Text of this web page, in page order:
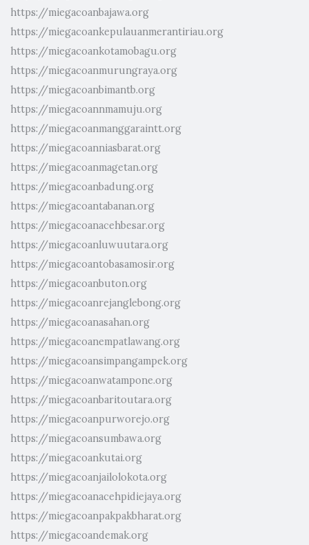
https://miegacoanbajawa.org
https://miegacoankepulauanmerantiriau.org
https://miegacoankotamobagu.org
https://miegacoanmurungraya.org
https://miegacoanbimantb.org
https://miegacoannmamuju.org
https://miegacoanmanggaraintt.org
https://miegacoanniasbarat.org
https://miegacoanmagetan.org
https://miegacoanbadung.org
https://miegacoantabanan.org
https://miegacoanacehbesar.org
https://miegacoanluwuutara.org
https://miegacoantobasamosir.org
https://miegacoanbuton.org
https://miegacoanrejanglebong.org
https://miegacoanasahan.org
https://miegacoanempatlawang.org
https://miegacoansimpangampek.org
https://miegacoanwatampone.org
https://miegacoanbaritoutara.org
https://miegacoanpurworejo.org
https://miegacoansumbawa.org
https://miegacoankutai.org
https://miegacoanjailolokota.org
https://miegacoanacehpidiejaya.org
https://miegacoanpakpakbharat.org
https://miegacoandemak.org